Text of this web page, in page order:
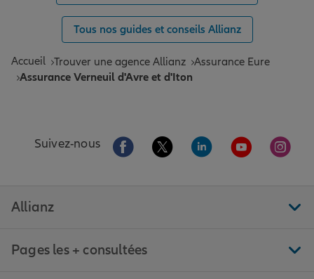
Tous nos guides et conseils Allianz
Accueil Trouver une agence Allianz Assurance Eure
Assurance Verneuil d'Avre et d'Iton
Suivez-nous Aller sur la page Facebook de Allianz
Aller sur la page Twitter de
Aller sur la page
Aller sur la
Aller
Allianz
Pages les + consultées